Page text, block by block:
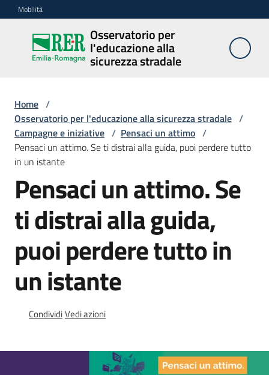
Vai al contenuto
Vai alla navigazione
Vai al footer
Mobilità
Osservatorio per
l'educazione alla
sicurezza stradale
Osservatorio
per
l'educazione
stradale
facciamo
Campagne
e
iniziative
Menu selezionato
Materiali
informativi
Home /
Osservatorio per l'educazione alla sicurezza stradale /
Campagne e iniziative / Pensaci un attimo /
Pensaci un attimo. Se ti distrai alla guida, puoi perdere tutto
in un istante
Pensaci un attimo. Se
ti distrai alla guida,
puoi perdere tutto in
un istante
CondividiVedi azioni